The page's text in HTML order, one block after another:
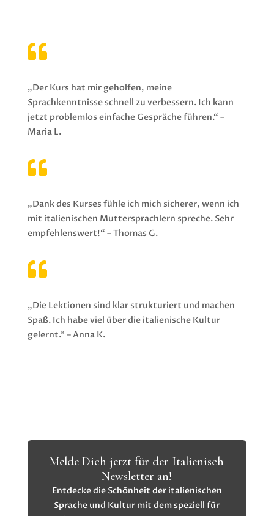

„Der Kurs hat mir geholfen, meine
Sprachkenntnisse schnell zu verbessern. Ich kann
jetzt problemlos einfache Gespräche führen.“ –
Maria L.

„Dank des Kurses fühle ich mich sicherer, wenn ich
mit italienischen Muttersprachlern spreche. Sehr
empfehlenswert!“ – Thomas G.

„Die Lektionen sind klar strukturiert und machen
Spaß. Ich habe viel über die italienische Kultur
gelernt.“ – Anna K.
Melde Dich jetzt für der Italienisch
Newsletter an!
Entdecke die Schönheit der italienischen
Sprache und Kultur mit dem speziell für